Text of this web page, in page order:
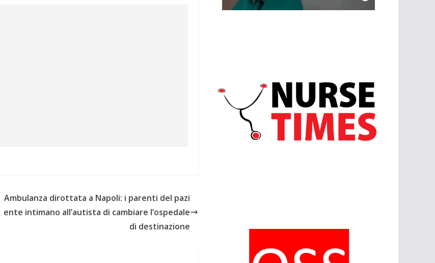
Ambulanza dirottata a Napoli: i parenti del pazi
ente intimano all’autista di cambiare l’ospedale
di destinazione